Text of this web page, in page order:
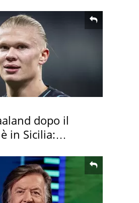
dopo il
in Sicilia: